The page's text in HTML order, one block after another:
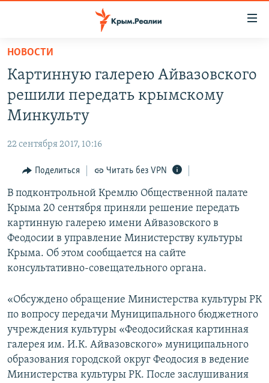
Вернуться
основному
содержанию
Вернутся
главной
навигации
Вернутся
поиску
СПЕЦПРОЕКТЫ
11 ЛЕТ ОККУПАЦИИ КРЫМА. 11 ИСТОРИЙ СОПРОТИВЛЕНИЯ
ВОДА
ЕЩЕ
ИНТЕРАКТИВ
ИНФОГРАФИКА
ТЕЛЕПРОЕКТ КРЫМ.РЕАЛИИ
СОВЕТЫ ПРАВОЗАЩИТНИКОВ
ПРОПАВШИЕ БЕЗ ВЕСТИ
КРЫМ.НЕПОКОРЕННЫЙ
УКРАИНСКАЯ ПРОБЛЕМА КРЫМА
РАДІО СВОБОДА
КАК ОБОЙТИ БЛОКИРОВКУ
Українською
Qırımtatar
Все сайты RFE/RL
НОВОСТИ
Картинную галерею Айвазовского
решили передать крымскому
Минкульту
22 сентября 2017, 10:16
Поделиться Читать без VPN
В подконтрольной Кремлю Общественной палате
Крыма 20 сентября приняли решение передать
картинную галерею имени Айвазовского в
Феодосии в управление Министерству культуры
Крыма. Об этом сообщается на сайте
консультативно-совещательного органа.
«Обсуждено обращение Министерства культуры РК
по вопросу передачи Муниципального бюджетного
учреждения культуры «Феодосийская картинная
галерея им. И.К. Айвазовского» муниципального
образования городской округ Феодосия в ведение
Министерства культуры РК. После заслушивания